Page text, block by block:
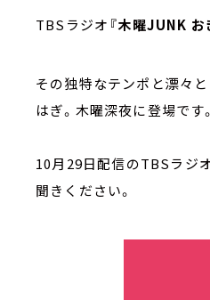
TBSラジオ 『木曜JUNK
その独特なテンポと漂々
はぎ。木曜深夜に登場です。
10月29日配信のTBSラジ
聞きください。